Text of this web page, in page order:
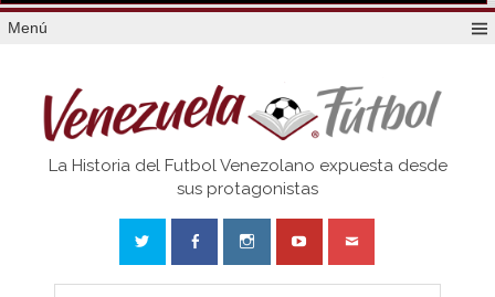
Menú
Venezuela
La Historia del Futbol Venezolano expuesta desde
sus protagonistas